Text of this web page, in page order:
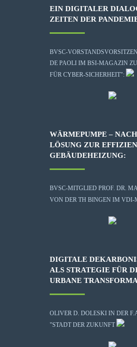
EIN DIGITALER
ZEITEN DER
BVSC-
DE PAOLI IM BSI-MAGAZIN
FÜR CYBER-SICHERHEIT":
WÄRMEPUMPE –
LÖSUNG ZUR
GEBÄUDEHEIZUNG:
BVSC-MITGLIED PROF. DR.
VON DER TH BINGEN IM VDI-
DIGITALE
ALS STRATEGIE FÜR
URBANE
OLIVER D. DOLESKI IN DER
"STADT DER ZUKUNFT